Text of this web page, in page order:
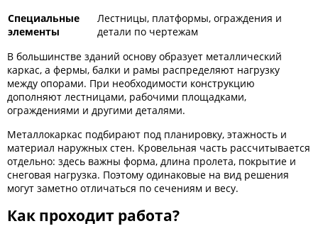
Специальные
элементы
Лестницы, платформы, ограждения и
детали по чертежам
В большинстве зданий основу образует металлический
каркас, а фермы, балки и рамы распределяют нагрузку
между опорами. При необходимости конструкцию
дополняют лестницами, рабочими площадками,
ограждениями и другими деталями.
Металлокаркас подбирают под планировку, этажность и
материал наружных стен. Кровельная часть рассчитывается
отдельно: здесь важны форма, длина пролета, покрытие и
снеговая нагрузка. Поэтому одинаковые на вид решения
могут заметно отличаться по сечениям и весу.
Как проходит работа?